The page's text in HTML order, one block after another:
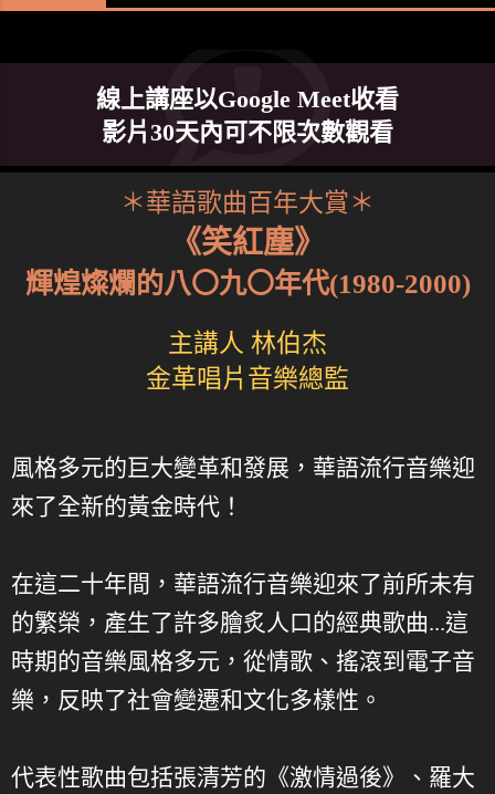
線上講座以Google Meet收看
影片30天內可不限次數觀看
＊華語歌曲百年大賞＊
《笑紅塵》
輝煌燦爛的八〇九〇年代(1980-2000)
主講人 林伯杰
金革唱片音樂總監
風格多元的巨大變革和發展，華語流行音樂迎
來了全新的黃金時代！
在這二十年間，華語流行音樂迎來了前所未有
的繁榮，產生了許多膾炙人口的經典歌曲...這
時期的音樂風格多元，從情歌、搖滾到電子音
樂，反映了社會變遷和文化多樣性。
代表性歌曲包括張清芳的《激情過後》、羅大